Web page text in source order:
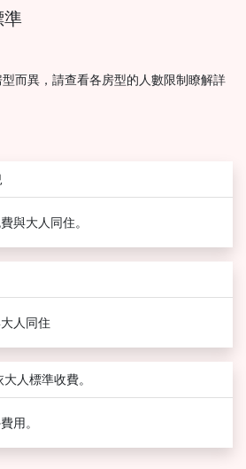
準
型而異，請查看各房型的人數限制瞭解詳
與大人同住。
人同住
人標準收費。
用。